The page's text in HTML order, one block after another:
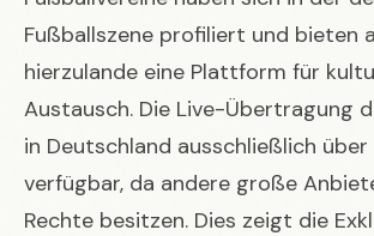
Fußballszene profiliert und bieten
hierzulande eine Plattform für
Austausch. Die Live-Übertragung
in Deutschland ausschließlich
verfügbar, da andere große
Rechte besitzen. Dies zeigt die